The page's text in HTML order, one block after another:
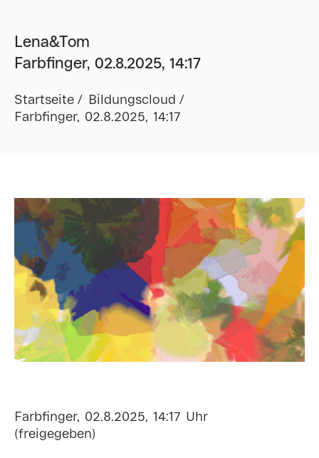
Lena&Tom
Farbfinger, 02.8.2025, 14:17
Startseite
Bildungscloud
Farbfinger, 02.8.2025, 14:17
Farbfinger, 02.8.2025, 14:17 Uhr
(freigegeben)